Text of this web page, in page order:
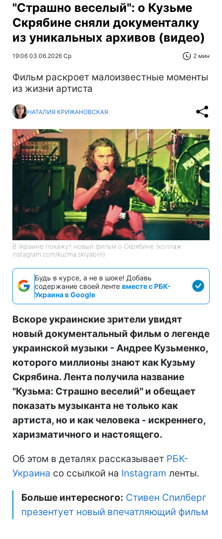
"Страшно веселый": о Кузьме
Скрябине сняли документалку
из уникальных архивов (видео)
19:06 03.06.2026 Ср 2 мин
Фильм раскроет малоизвестные моменты
из жизни артиста
НАТАЛИЯ КРИЖАНОВСКАЯ
В Украине покажут новый фильм о Скрябине (коллаж:
instagram.com/kuzma.skryabiin)
Будь в курсе, а не в шоке! Добавь
содержание своей ленте вместе с РБК-
Украина в Google
Вскоре украинские зрители увидят
новый документальный фильм о легенде
украинской музыки - Андрее Кузьменко,
которого миллионы знают как Кузьму
Скрябина. Лента получила название
"Кузьма: Страшно веселий" и обещает
показать музыканта не только как
артиста, но и как человека - искреннего,
харизматичного и настоящего.
Об этом в деталях рассказывает РБК-
Украина со ссылкой на Instagram ленты.
Больше интересного: Стивен Спилберг
презентует новый впечатляющий фильм